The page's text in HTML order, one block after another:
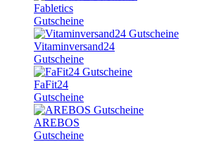
Fabletics
Gutscheine
Vitaminversand24
Gutscheine
FaFit24
Gutscheine
AREBOS
Gutscheine